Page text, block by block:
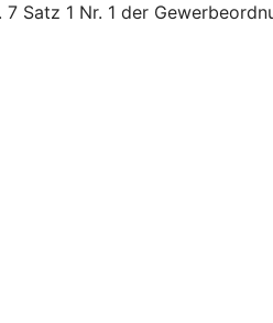
Satz 1 Nr. 1 der